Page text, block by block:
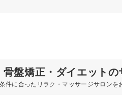
盤矯正・ダイエットの
に合ったリラク・マッサージサロンを